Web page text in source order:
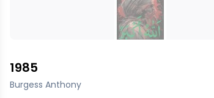
1985
Burgess Anthony